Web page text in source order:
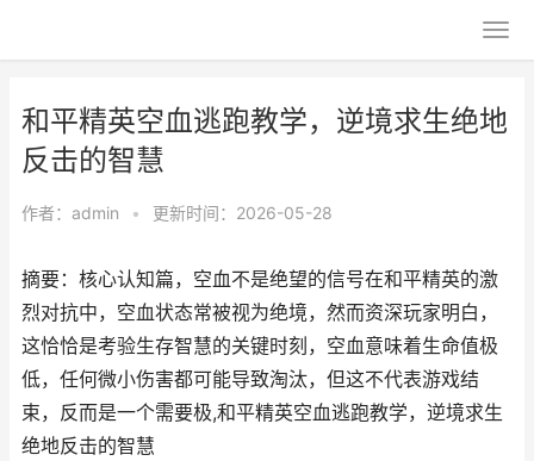
和平精英空血逃跑教学，逆境求生绝地
反击的智慧
作者： admin • 更新时间：2026-05-28
摘要：核心认知篇，空血不是绝望的信号在和平精英的激
烈对抗中，空血状态常被视为绝境，然而资深玩家明白，
这恰恰是考验生存智慧的关键时刻，空血意味着生命值极
低，任何微小伤害都可能导致淘汰，但这不代表游戏结
束，反而是一个需要极,和平精英空血逃跑教学，逆境求生
绝地反击的智慧